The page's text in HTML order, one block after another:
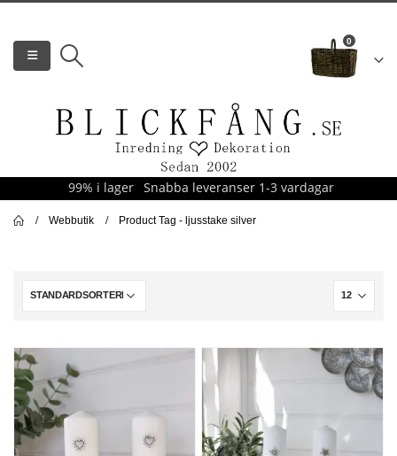
0
99% i lager Snabba leveranser 1-3 vardagar
Webbutik Product Tag - ljusstake silver